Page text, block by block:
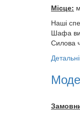
Місце:
Наші
Шафа
Силова